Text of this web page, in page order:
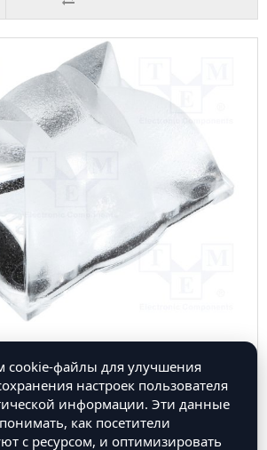
cookie-файлы для улучшения
настроек пользователя
информации. Эти данные
как посетители
с ресурсом, и оптимизировать